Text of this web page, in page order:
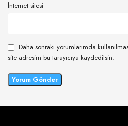
İnternet sitesi
Daha sonraki yorumlarımda
site adresim bu tarayıcıya kaydedilsin.